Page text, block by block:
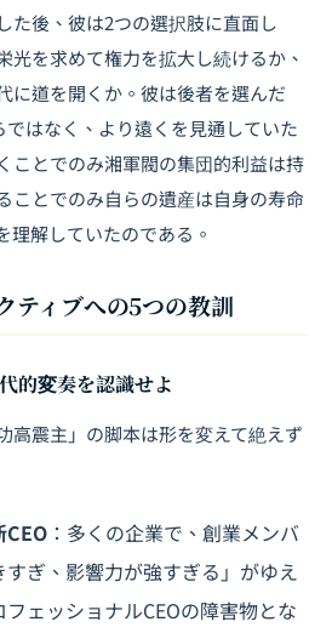
た後、彼は2つの選択肢に直面し
光を求めて権力を拡大し続けるか、
に道を開くか。彼は後者を選んだ
はなく、より遠くを見通していた
ことでのみ湘軍閥の集団的利益は持
ことでのみ自らの遺産は自身の寿命
理解していたのである。
ティブへの5つの教訓
的変奏を認識せよ
高震主」の脚本は形を変えて絶えず
CEO ：多くの企業で、創業メンバ
ぎ、影響力が強すぎる」がゆえ
ェッショナルCEOの障害物とな